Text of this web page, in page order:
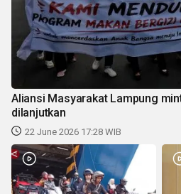
Aliansi Masyarakat Lampung
dilanjutkan
22 June 2026 17:28 WIB